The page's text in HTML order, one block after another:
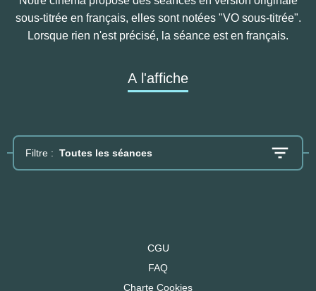
sous-titrée en français, elles sont notées "VO sous-titrée".
Lorsque rien n'est précisé, la séance est en français.
A l'affiche
Filtre : Toutes les séances
CGU
FAQ
Charte Cookies